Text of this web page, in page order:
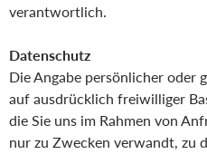
verantwortlich.
Datenschutz
Die Angabe persönlicher oder
auf ausdrücklich freiwilliger
die Sie uns im Rahmen von
nur zu Zwecken verwandt, zu